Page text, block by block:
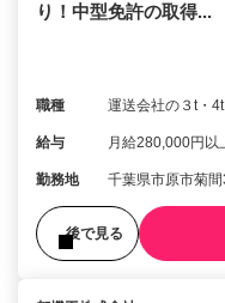
り！中型免許の取得...
職種 運送会社の３t・
給与 月給280,000円以
勤務地 千葉県市原市菊
後で見る